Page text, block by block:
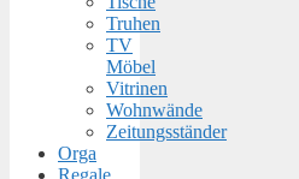
Truhen
TV
Möbel
Vitrinen
Wohnwände
Zeitungsständer
Orga
Regale